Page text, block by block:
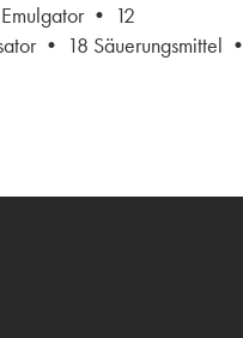
• 12
• 18 Säuerungsmittel •